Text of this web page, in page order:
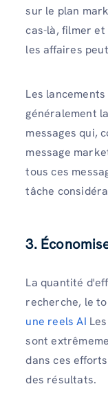
sur le plan
cas-là, filmer
les affaires
Les
généralement
messages qui,
message
tous ces
tâche
3.
La quantité
recherche, le
une reels AI
sont
dans ces
des résultats.